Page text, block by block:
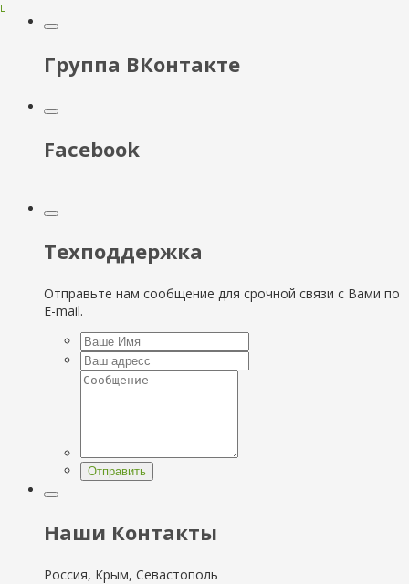
Группа ВКонтакте
Facebook
Техподдержка
Отправьте нам сообщение для срочной связи с Вами по
E-mail.
Отправить
Наши Контакты
Россия, Крым, Севастополь